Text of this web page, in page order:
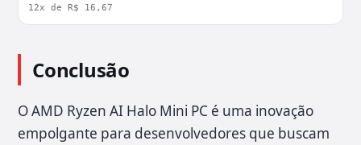
12x de R$ 16,67
Conclusão
O AMD Ryzen AI Halo Mini PC é uma inovação
empolgante para desenvolvedores que buscam